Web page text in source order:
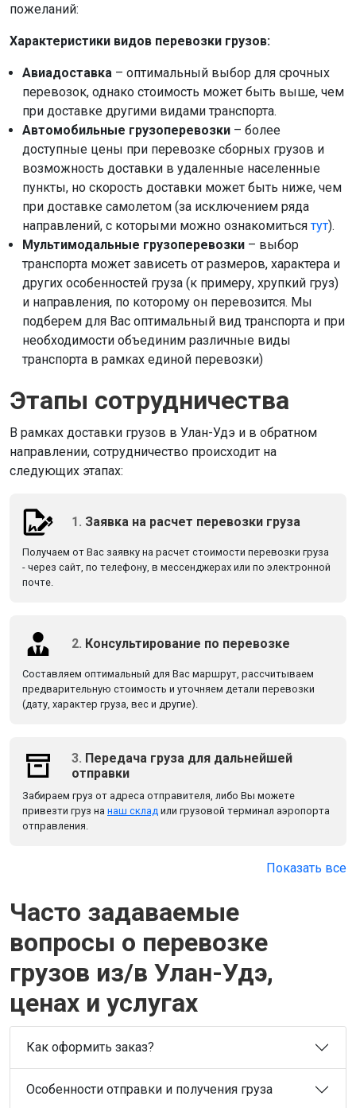
пожеланий:
Характеристики видов перевозки грузов:
Авиадоставка – оптимальный выбор для срочных
перевозок, однако стоимость может быть выше, чем
при доставке другими видами транспорта.
Автомобильные грузоперевозки – более
доступные цены при перевозке сборных грузов и
возможность доставки в удаленные населенные
пункты, но скорость доставки может быть ниже, чем
при доставке самолетом (за исключением ряда
направлений, с которыми можно ознакомиться тут).
Мультимодальные грузоперевозки – выбор
транспорта может зависеть от размеров, характера и
других особенностей груза (к примеру, хрупкий груз)
и направления, по которому он перевозится. Мы
подберем для Вас оптимальный вид транспорта и при
необходимости объединим различные виды
транспорта в рамках единой перевозки)
Этапы сотрудничества
В рамках доставки грузов в Улан-Удэ и в обратном
направлении, сотрудничество происходит на
следующих этапах:
1. Заявка на расчет перевозки груза
Получаем от Вас заявку на расчет стоимости перевозки груза
- через сайт, по телефону, в мессенджерах или по электронной
почте.
2. Консультирование по перевозке
Составляем оптимальный для Вас маршрут, рассчитываем
предварительную стоимость и уточняем детали перевозки
(дату, характер груза, вес и другие).
3. Передача груза для дальнейшей
отправки
Забираем груз от адреса отправителя, либо Вы можете
привезти груз на наш склад или грузовой терминал аэропорта
отправления.
Показать все
Часто задаваемые
вопросы о перевозке
грузов из/в Улан-Удэ,
ценах и услугах
Как оформить заказ?
Особенности отправки и получения груза